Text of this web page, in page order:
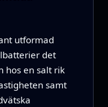
utformad
det
hos en salt rik
samt